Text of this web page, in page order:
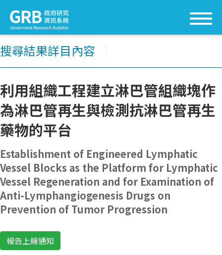
搜尋結果詳目內容
利用組織工程建立淋巴管組織塊作
為淋巴管再生與檢測抗淋巴管再生
藥物的平台
Establishment of Engineered Lymphatic
Vessel Blocks as the Platform for Lymphatic
Vessel Regeneration and for Examination of
Anti-Lymphangiogenesis Drugs on
Prevention of Tumor Progression
報告上線通知